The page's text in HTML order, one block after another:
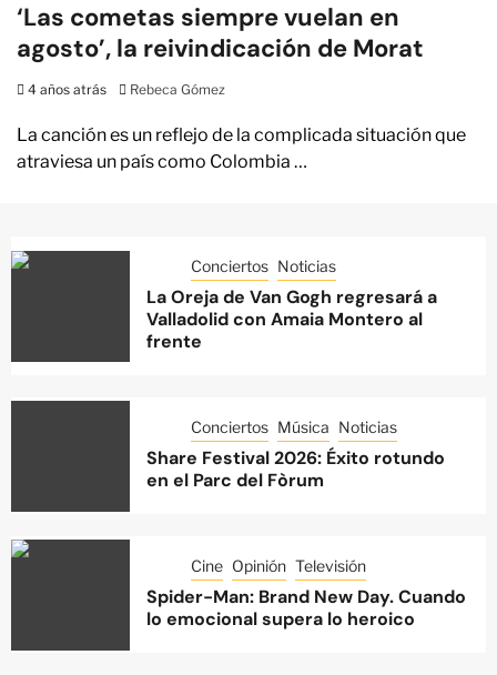
‘Las cometas siempre vuelan en
agosto’, la reivindicación de Morat
4 años atrás Rebeca Gómez
La canción es un reflejo de la complicada situación que
atraviesa un país como Colombia …
Conciertos Noticias
La Oreja de Van Gogh regresará a
Valladolid con Amaia Montero al
frente
Conciertos Música Noticias
Share Festival 2026: Éxito rotundo
en el Parc del Fòrum
Cine Opinión Televisión
Spider-Man: Brand New Day. Cuando
lo emocional supera lo heroico